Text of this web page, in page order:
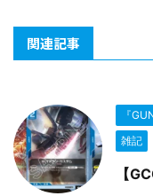
関連記事
『
雑記
【